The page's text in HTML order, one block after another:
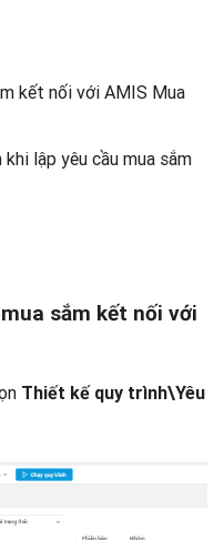
kết nối với AMIS Mua
lập yêu cầu mua sắm
sắm kết nối với
Thiết kế quy trình\Yêu